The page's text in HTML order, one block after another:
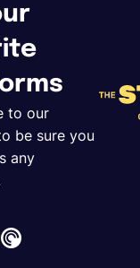
to our
be sure you
any